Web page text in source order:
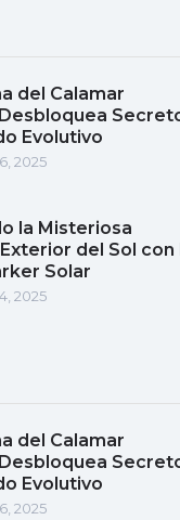
del Calamar
Evolutivo
2025
la Misteriosa
del Sol con
Solar
2025
del Calamar
Evolutivo
2025